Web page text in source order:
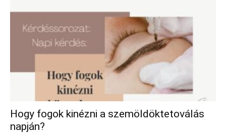
Hogy fogok kinézni a szemöldöktetoválás
napján?